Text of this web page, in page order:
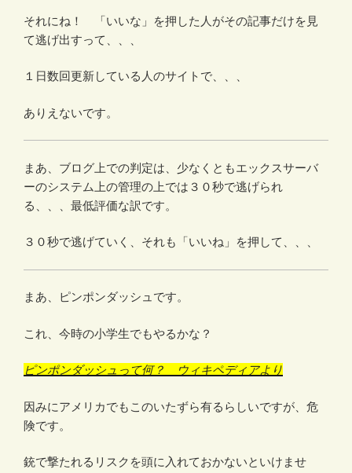
それにね！ 「いいな」を押した人がその記事だけを見
て逃げ出すって、、、
１日数回更新している人のサイトで、、、
ありえないです。
まあ、ブログ上での判定は、少なくともエックスサーバ
ーのシステム上の管理の上では３０秒で逃げられ
る、、、最低評価な訳です。
３０秒で逃げていく、それも「いいね」を押して、、、
まあ、ピンポンダッシュです。
これ、今時の小学生でもやるかな？
ピンポンダッシュって何？ ウィキペディアより
因みにアメリカでもこのいたずら有るらしいですが、危
険です。
銃で撃たれるリスクを頭に入れておかないといけませ